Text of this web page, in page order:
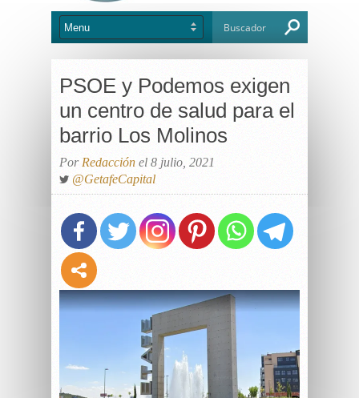
PSOE y Podemos exigen
un centro de salud para el
barrio Los Molinos
Por Redacción el 8 julio, 2021
@GetafeCapital